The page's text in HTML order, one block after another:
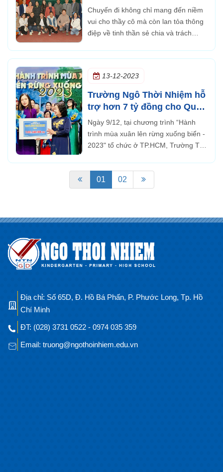
nghĩa
Chuyến đi không chỉ mang đến niềm
vui cho thầy cô mà còn lan tỏa thông
điệp về tinh thần sẻ chia và trách
13-12-2023
Trường Ngô Thời Nhiệm hỗ
trợ hơn 7 tỷ đồng cho Quỹ
học bổng Vừ A Dính
Ngày 9/12, tại chương trình “Hành
trình mùa xuân lên rừng xuống biển -
2023" tổ chức ở TP.HCM, Trường TH,
bổng Vừ A Dính.
01 02
Địa chỉ: Số 65D, Đ. Hồ Bá Phấn, P. Phước Long, Tp. Hồ
Chí Minh
ĐT: (028) 3731 0522 - 0974 035 359
Email: truong@ngothoinhiem.edu.vn